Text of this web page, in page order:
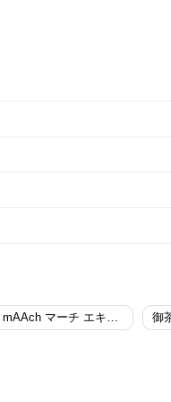
mAAch マーチ エキュート 神田万世橋 御